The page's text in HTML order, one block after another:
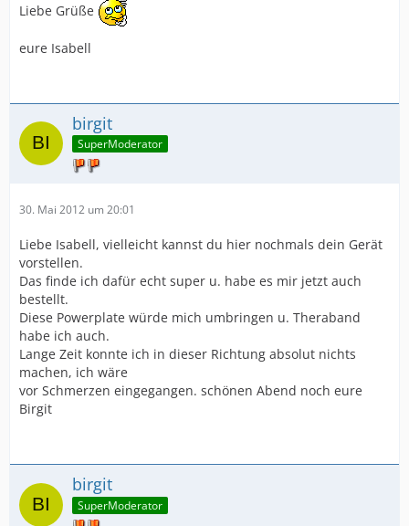
Liebe Grüße
eure Isabell
birgit
SuperModerator
30. Mai 2012 um 20:01
Liebe Isabell, vielleicht kannst du hier nochmals dein Gerät
vorstellen.
Das finde ich dafür echt super u. habe es mir jetzt auch
bestellt.
Diese Powerplate würde mich umbringen u. Theraband
habe ich auch.
Lange Zeit konnte ich in dieser Richtung absolut nichts
machen, ich wäre
vor Schmerzen eingegangen. schönen Abend noch eure
Birgit
birgit
SuperModerator